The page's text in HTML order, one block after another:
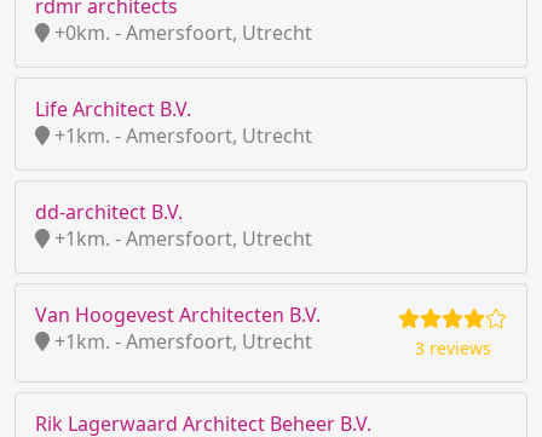
rdmr architects
+0km. - Amersfoort, Utrecht
Life Architect B.V.
+1km. - Amersfoort, Utrecht
dd-architect B.V.
+1km. - Amersfoort, Utrecht
Van Hoogevest Architecten B.V.
+1km. - Amersfoort, Utrecht
3 reviews
Rik Lagerwaard Architect Beheer B.V.